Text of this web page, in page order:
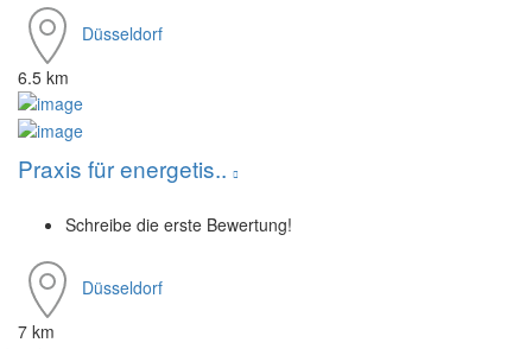
Düsseldorf
6.5 km
Praxis für energetis..
Schreibe die erste Bewertung!
Düsseldorf
7 km